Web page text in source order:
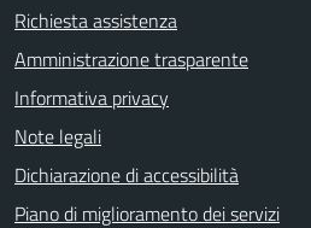
Richiesta assistenza
Amministrazione trasparente
Informativa privacy
Note legali
Dichiarazione di accessibilità
Piano di miglioramento dei servizi